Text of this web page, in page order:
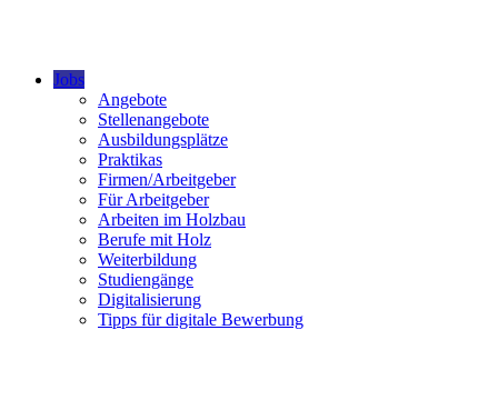
Jobs
Angebote
Stellenangebote
Ausbildungsplätze
Praktikas
Firmen/Arbeitgeber
Für Arbeitgeber
Arbeiten im Holzbau
Berufe mit Holz
Weiterbildung
Studiengänge
Digitalisierung
Tipps für digitale Bewerbung